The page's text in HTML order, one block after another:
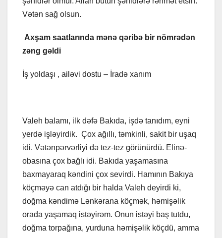
Vətən sağ olsun.
Axşam saatlarında mənə qəribə bir nömrədən
zəng gəldi
İş yoldaşı , ailəvi dostu – İradə xanım
Valeh balamı, ilk dəfə Bakıda, işdə tanıdım, eyni
yerdə işləyirdik. Çox ağıllı, təmkinli, sakit bir uşaq
idi. Vətənpərvərliyi də tez-tez görünürdü. Elinə-
obasına çox bağlı idi. Bakıda yaşamasına
baxmayaraq kəndini çox sevirdi. Hamının Bakıya
köçməyə can atdığı bir halda Valeh deyirdi ki,
doğma kəndimə Lənkərana köçmək, həmişəlik
orada yaşamaq istəyirəm. Onun istəyi baş tutdu,
doğma torpağına, yurduna həmişəlik köçdü, amma